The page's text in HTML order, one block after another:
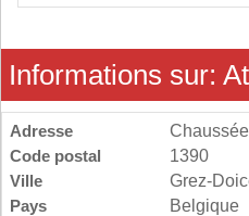
Informations sur:
Adresse
Code postal
1390
Ville
Grez-
Pays
Belgique